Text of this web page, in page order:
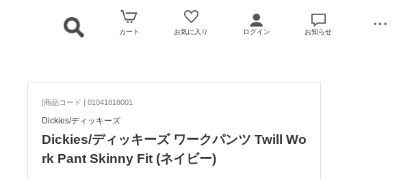
カート お気に入り ログイン お知らせ
[商品コード ] 01041818001
Dickies/ディッキーズ
Dickies/ディッキーズ ワークパンツ Twill Wo
rk Pant Skinny Fit (ネイビー)